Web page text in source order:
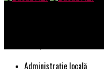
Administrație locală